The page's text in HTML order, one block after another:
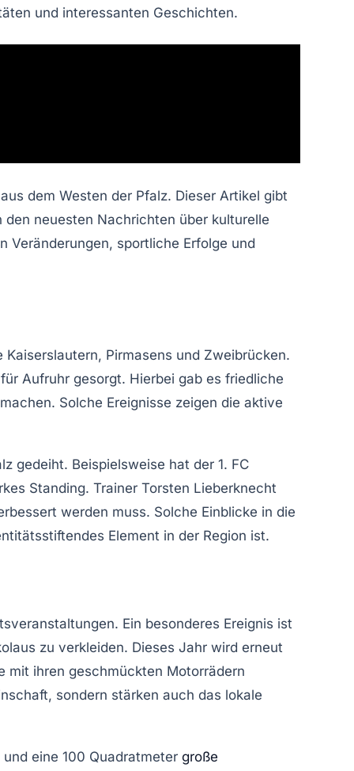
und interessanten Geschichten.
dem Westen der Pfalz. Dieser Artikel gibt
neuesten Nachrichten über kulturelle
Veränderungen, sportliche Erfolge und
Kaiserslautern, Pirmasens und Zweibrücken.
Aufruhr gesorgt. Hierbei gab es friedliche
Solche Ereignisse zeigen die aktive
gedeiht. Beispielsweise hat der 1. FC
Standing. Trainer Torsten Lieberknecht
werden muss. Solche Einblicke in die
Element in der Region ist.
. Ein besonderes Ereignis ist
zu verkleiden. Dieses Jahr wird erneut
mit ihren geschmückten Motorrädern
sondern stärken auch das lokale
eine 100 Quadratmeter große